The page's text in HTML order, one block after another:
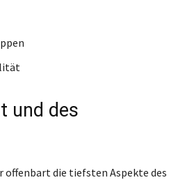
und des
offenbart die tiefsten Aspekte des